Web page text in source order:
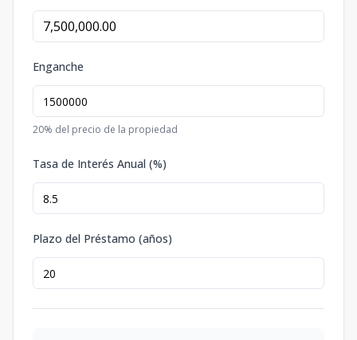
Enganche
20% del precio de la propiedad
Tasa de Interés Anual (%)
Plazo del Préstamo (años)